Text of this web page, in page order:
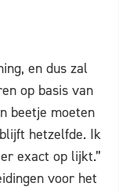
en dus zal
op basis van
beetje moeten
hetzelfde. Ik
exact op lijkt.”
voor het